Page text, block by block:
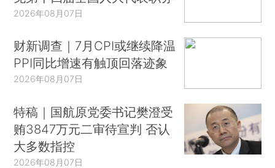
2026年08月07日
财新调查｜7月CPI或继续降温
PPI同比增速有触顶回落迹象
2026年08月07日
特稿｜国航原党委书记樊澄受
贿3847万元二审待宣判 否认
大多数指控
2026年08月07日